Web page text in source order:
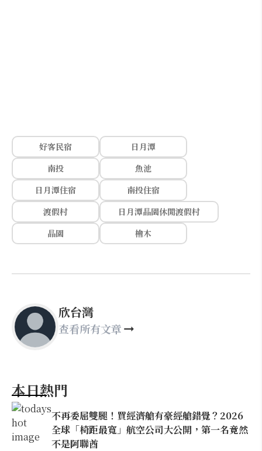
好客民宿
日月潭
南投
魚池
日月潭住宿
南投住宿
渡假村
日月潭晶園休閒渡假村
晶園
檜木
欣台灣
查看所有文章
本日熱門
不再委屈雙腿！買經濟艙有豪經艙錯覺？2026
全球「椅距最寬」航空公司大公開，第一名竟然
不是阿聯酋